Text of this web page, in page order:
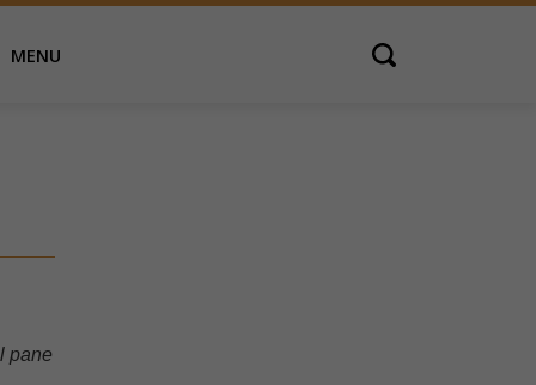
MENU Open search
pane